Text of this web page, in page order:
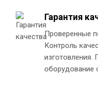
Гарантия
Проверенные
Контроль
изготовления.
оборудование